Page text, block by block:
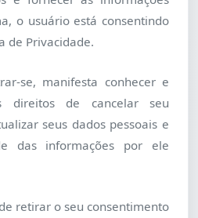
o usuário está consentindo
de Privacidade.
se, manifesta conhecer e
direitos de cancelar seu
seus dados pessoais e
das informações por ele
retirar o seu consentimento